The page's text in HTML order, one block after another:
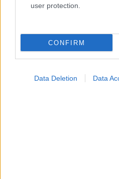
user protection.
CONFIRM
Data Deletion Data